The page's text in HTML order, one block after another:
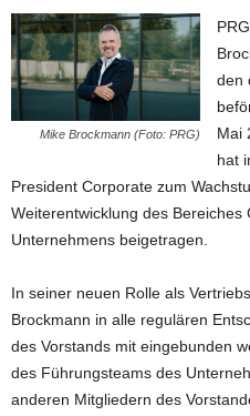
Mike Brockmann (Foto: PRG)
den
Mai
hat
President Corporate zum
Weiterentwicklung des Bereiches
Unternehmens beigetragen.
In seiner neuen Rolle als
Brockmann in alle regulären
des Vorstands mit eingebunden
des Führungsteams des
anderen Mitgliedern des